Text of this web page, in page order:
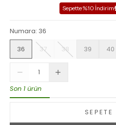
Sepette %10 İndirim
Numara: 36
36
37 38 39 40
Son 1 ürün
SEPETE